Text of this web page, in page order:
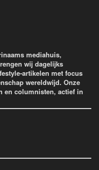
mediahuis,
wij dagelijks
artikelen met focus
wereldwijd. Onze
en columnisten, actief in